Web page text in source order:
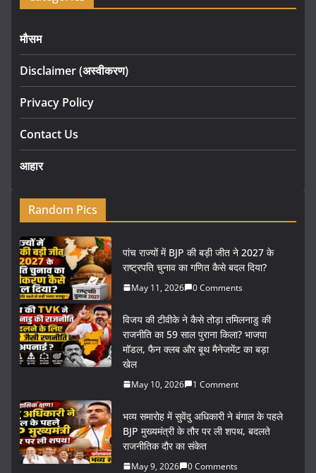
मौसम
Disclaimer (अस्वीकरण)
Privacy Policy
Contact Us
आहार
Random Pics
पांच राज्यों में BJP की बड़ी जीत ने 2027 के
राष्ट्रपति चुनाव का गणित कैसे बदल दिया?
May 11, 2026 0 Comments
विजय की टीवीके ने कैसे तोड़ा तमिलनाडु की
राजनीति का 59 साल पुराना किला? भाजपा
मॉडल, फैन क्लब और बूथ मैनेजमेंट का बड़ा
खेल
May 10, 2026 1 Comment
भव्य समारोह में सुवेंदु अधिकारी ने बंगाल के पहले
BJP मुख्यमंत्री के तौर पर ली शपथ, बदलते
राजनीतिक दौर का संकेत
May 9, 2026 0 Comments